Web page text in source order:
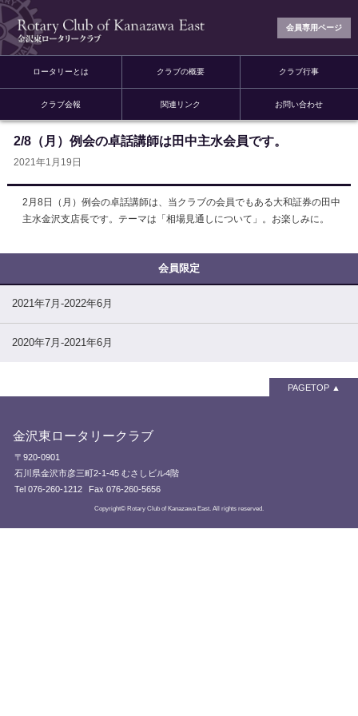
会員専用ページ
ロータリーとは クラブの概要 クラブ行事
クラブ会報 関連リンク お問い合わせ
2/8（月）例会の卓話講師は田中主水会員です。
2021年1月19日
2月8日（月）例会の卓話講師は、当クラブの会員でもある大和証券の田中
主水金沢支店長です。テーマは「相場見通しについて」。お楽しみに。
2021年7月-2022年6月
2020年7月-2021年6月
PAGETOP
金沢東ロータリークラブ
〒920-0901
石川県金沢市彦三町2-1-45 むさしビル4階
Tel 076-260-1212
Fax 076-260-5656
Copyright© Rotary Club of Kanazawa East. All rights reserved.